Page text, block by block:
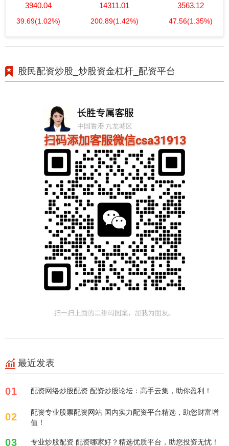
3940.04
39.69(1.02%)
14311.01
200.89(1.42%)
3563.12
47.56(1.35%)
股民配资炒股_炒股资金杠杆_配资平台
最近发表
01 配资网络炒股配资 配资炒股论坛：高手云集，助你盈利！
02
配资专业股票配资网站 国内实力配资平台精选，助您财富增
值！
03 专业炒股配资 配资哪家好？精选优质平台，助您投资无忧！